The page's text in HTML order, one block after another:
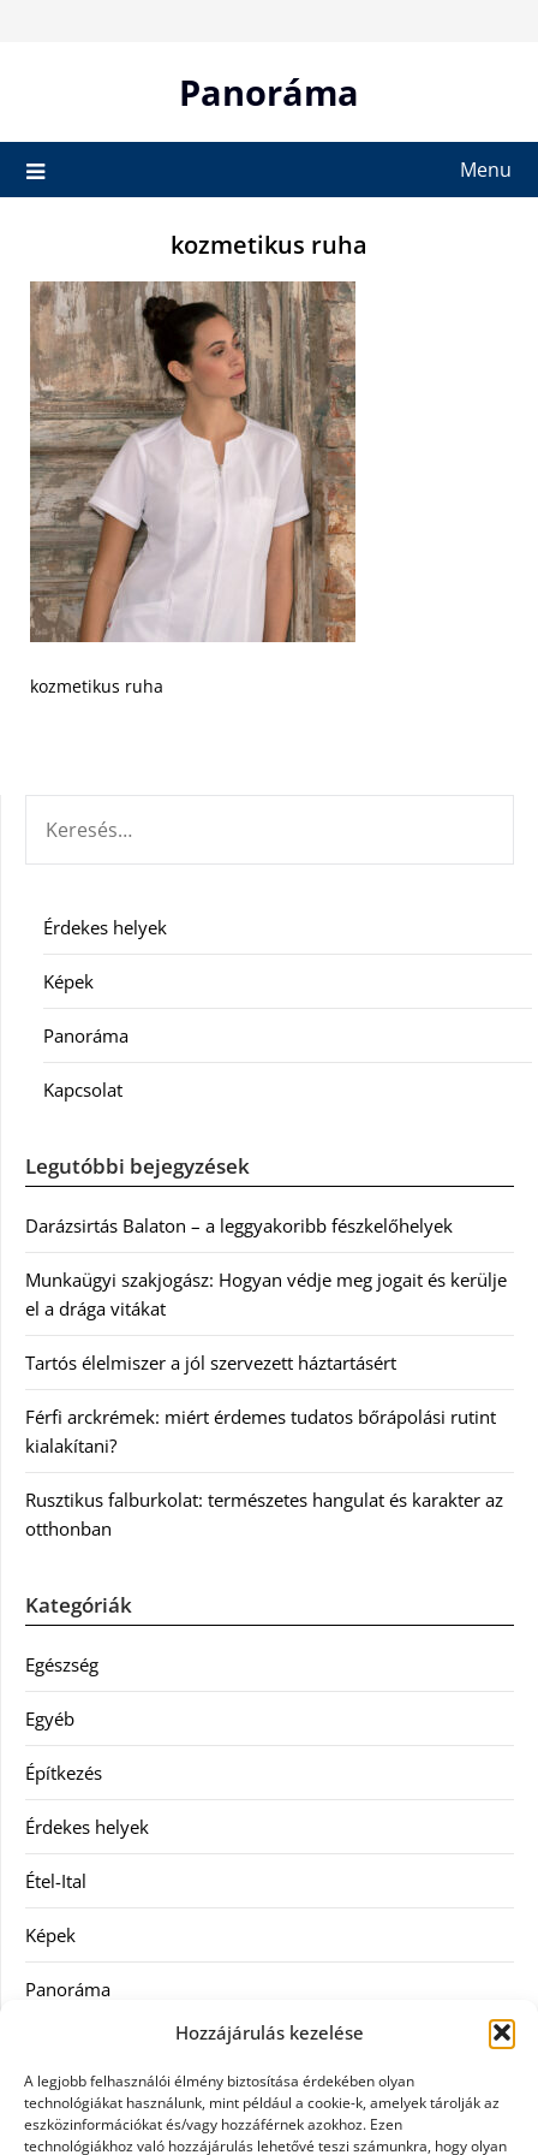
Hozzájárulás kezelése
A legjobb felhasználói élmény biztosítása érdekében olyan
technológiákat használunk, mint például a cookie-k, amelyek tárolják az
eszközinformációkat és/vagy hozzáférnek azokhoz. Ezen
technológiákhoz való hozzájárulás lehetővé teszi számunkra, hogy olyan
Panoráma
Menu
kozmetikus ruha
kozmetikus ruha
Érdekes helyek
Képek
Panoráma
Kapcsolat
Legutóbbi bejegyzések
Darázsirtás Balaton – a leggyakoribb fészkelőhelyek
Munkaügyi szakjogász: Hogyan védje meg jogait és kerülje
el a drága vitákat
Tartós élelmiszer a jól szervezett háztartásért
Férfi arckrémek: miért érdemes tudatos bőrápolási rutint
kialakítani?
Rusztikus falburkolat: természetes hangulat és karakter az
otthonban
Kategóriák
Egészség
Egyéb
Építkezés
Érdekes helyek
Étel-Ital
Képek
Panoráma
Szolgáltatás